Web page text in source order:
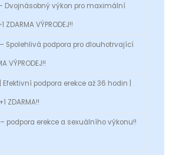
Dvojnásobný výkon pro maximální
VÝPRODEJ!!
Spolehlivá podpora pro dlouhotrvající
VÝPRODEJ!!
podpora erekce až 36 hodin |
ZDARMA!!
podpora erekce a sexuálního výkonu!!